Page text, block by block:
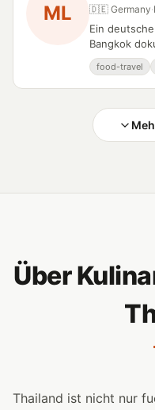
ML 🇩🇪 Germany·
Ein
Bangkok
food-travel
Über
Thailand ist nicht nur